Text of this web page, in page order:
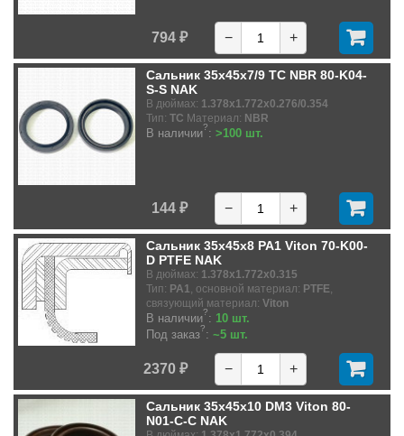
794 ₽ − +
Сальник 35x45x7/9 TC NBR 80-K04-
S-S NAK
В дюймах: 1.378x1.772x0.276/0.354
Тип: TC Материал: NBR
В наличии?: >100 шт.
144 ₽ − +
Сальник 35x45x8 PA1 Viton 70-K00-
D PTFE NAK
В дюймах: 1.378x1.772x0.315
Тип: PA1 , основной материал: PTFE
связующий материал: Viton
В наличии?: 10 шт.
Под заказ?: ~5 шт.
2370 ₽ − +
Сальник 35x45x10 DM3 Viton 80-
N01-C-C NAK